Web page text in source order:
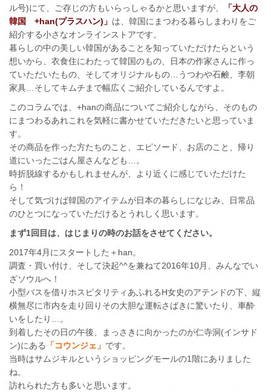
ル号)にて、ご存じの方もいらっしゃるかと思いますが、
「大人の
韓国 +han(プラスハン) 」 は、韓国にまつわる暮らしまわりをご
紹介する小さなオンラインストアです。
暮らしの中の美しい韓国があることを知っていただけたらという
想いから、衣食住にわたって韓国のもの、日本の作家さんに作っ
ていただいたもの、そしてオリジナルもの…うつわや石鹸、李朝
家具…そしてキムチまで幅広くご紹介しているんですよ。
このコラムでは、+hanの商品についてご紹介しながら、そのもの
にまつわるあれこれを気軽に書かせていただきたいと思っていま
す。
その商品を作った方たちのこと、エピソード、お店のこと、帰り
道にいったごはん屋さんなども…。
時折脱線するかもしれませんが、より近くに感じていただけた
ら！
そして気づけば韓国のアイテムが日本の暮らしになじみ、日常品
のひとつになっていただけるとうれしく思います。
まず1回目は、はじまりの時のお話をさせてください。
2017年4月にスタートした＋han。
調査・買い付け、そして決起^^を兼ねて2016年10月、みんなでい
ざソウルへ！
小型バスを借りホスピタリティあふれるH女史のアテンドの下、縦
横無尽に市内を走り回りその大胆な運転さばきに驚いたり、車酔
いをしたり…。
到着したその日の午後、まっさきに向かったのが仁寺洞(インサド
ン)にある
「コウンジェ」 です。
当時はサムジキルというショッピングモールの1階にありました
ね。
訪れられた方も多いと思います。